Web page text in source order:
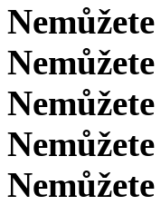
Nemůžete
Nemůžete
Nemůžete
Nemůžete
Nemůžete